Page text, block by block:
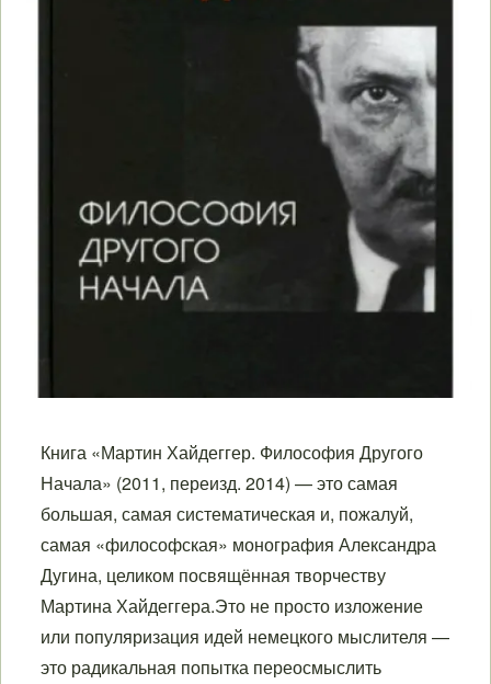
Книга «Мартин Хайдеггер. Философия Другого
Начала» (2011, переизд. 2014) — это самая
большая, самая систематическая и, пожалуй,
самая «философская» монография Александра
Дугина, целиком посвящённая творчеству
Мартина Хайдеггера.Это не просто изложение
или популяризация идей немецкого мыслителя —
это радикальная попытка переосмыслить